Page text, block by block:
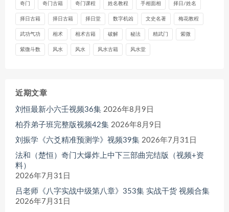
奇门 奇门古籍 奇门课程 姓名教程 手相面相 择日/姓名
择日古籍 择日古籍 择日堂 数字机凶 文史名著 梅花教程
武功气功 相术 相术古籍 破解 秘法 精武门 紫微
紫微斗数 风水 风水 风水古籍 风水堂
近期文章
刘恒最新小六壬视频36集 2026年8月9日
柏乔弟子班完整版视频42集 2026年8月9日
刘振学《六爻精准预测学》视频39集 2026年7月31日
法和（楚恒）奇门大爆炸上中下三部曲完结版（视频+资
料）
2026年7月31日
吕老师《八字实战中级第八章》353集 实战干货 视频合集
2026年7月31日